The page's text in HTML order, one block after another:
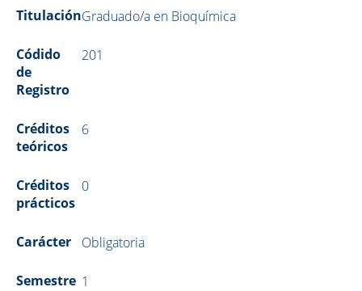
TitulaciónGraduado/a en Bioquímica
Códido
de
Registro
201
Créditos
teóricos
6
Créditos
prácticos
0
Carácter Obligatoria
Semestre 1